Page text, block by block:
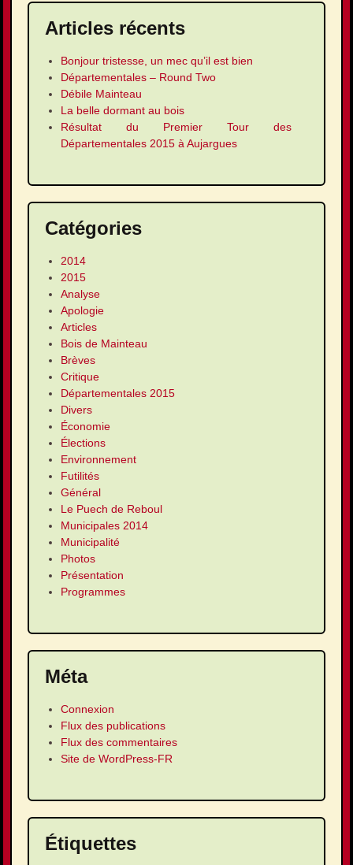
Articles récents
Bonjour tristesse, un mec qu’il est bien
Départementales – Round Two
Débile Mainteau
La belle dormant au bois
Résultat du Premier Tour des
Départementales 2015 à Aujargues
Catégories
2014
2015
Analyse
Apologie
Articles
Bois de Mainteau
Brèves
Critique
Départementales 2015
Divers
Économie
Élections
Environnement
Futilités
Général
Le Puech de Reboul
Municipales 2014
Municipalité
Photos
Présentation
Programmes
Méta
Connexion
Flux des publications
Flux des commentaires
Site de WordPress-FR
Étiquettes